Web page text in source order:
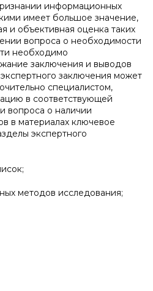
информационных
имеет большое значение,
и объективная оценка таких
вопроса о необходимости
необходимо
заключения и выводов
заключения может
специалистом,
в соответствующей
вопроса о наличии
в материалах ключевое
экспертного
методов исследования;